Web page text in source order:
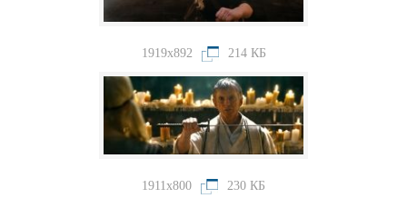
1919x892 214 КБ
1911x800 230 КБ